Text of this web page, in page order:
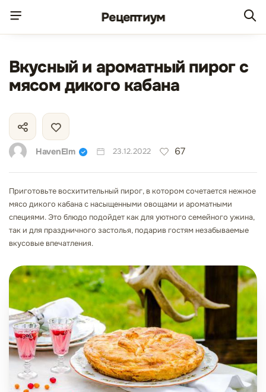
Рецептиум
Вкусный и ароматный пирог с
мясом дикого кабана
HavenElm 23.12.2022 67
Приготовьте восхитительный пирог, в котором сочетается нежное
мясо дикого кабана с насыщенными овощами и ароматными
специями. Это блюдо подойдет как для уютного семейного ужина,
так и для праздничного застолья, подарив гостям незабываемые
вкусовые впечатления.